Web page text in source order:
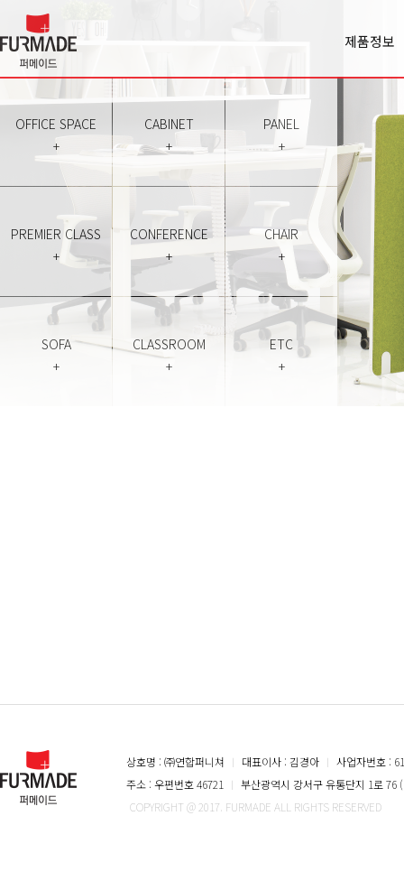
제품정보
Office
Panel
Chair
Sofa
Etc
OFFICE SPACE
+
CABINET
+
PANEL
+
PREMIER CLASS
+
CONFERENCE
+
CHAIR
+
SOFA
+
CLASSROOM
+
ETC
+
상호명 : ㈜연합퍼니쳐 ㅣ 대표이사 : 김경아 ㅣ 사업자번호 :
주소 : 우편번호 46721
ㅣ 부산광역시 강서구 유통단지 1로 76
COPYRIGHT @ 2017. FURMADE ALL RIGHTS RESERVED